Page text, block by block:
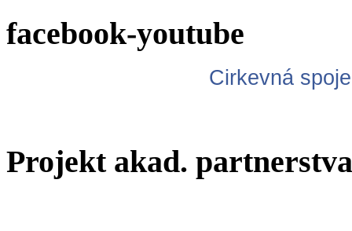
facebook-youtube
Cirkevná
Projekt akad. partnerstva